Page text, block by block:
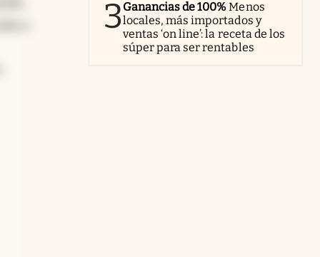
3Ganancias de 100%Menos
locales, más importados y
ventas ‘on line’: la receta de los
súper para ser rentables